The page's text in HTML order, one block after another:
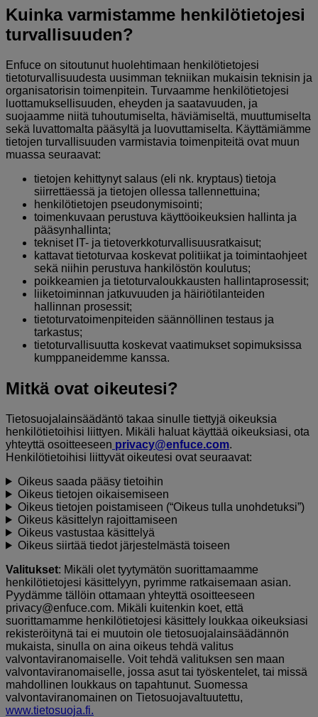
Kuinka varmistamme henkilötietojesi
turvallisuuden?
Enfuce on sitoutunut huolehtimaan henkilötietojesi
tietoturvallisuudesta uusimman tekniikan mukaisin teknisin ja
organisatorisin toimenpitein. Turvaamme henkilötietojesi
luottamuksellisuuden, eheyden ja saatavuuden, ja
suojaamme niitä tuhoutumiselta, häviämiseltä, muuttumiselta
sekä luvattomalta pääsyltä ja luovuttamiselta. Käyttämiämme
tietojen turvallisuuden varmistavia toimenpiteitä ovat muun
muassa seuraavat:
tietojen kehittynyt salaus (eli nk. kryptaus) tietoja
siirrettäessä ja tietojen ollessa tallennettuina;
henkilötietojen pseudonymisointi;
toimenkuvaan perustuva käyttöoikeuksien hallinta ja
pääsynhallinta;
tekniset IT- ja tietoverkkoturvallisuusratkaisut;
kattavat tietoturvaa koskevat politiikat ja toimintaohjeet
sekä niihin perustuva hankilöstön koulutus;
poikkeamien ja tietoturvaloukkausten hallintaprosessit;
liiketoiminnan jatkuvuuden ja häiriötilanteiden
hallinnan prosessit;
tietoturvatoimenpiteiden säännöllinen testaus ja
tarkastus;
tietoturvallisuutta koskevat vaatimukset sopimuksissa
kumppaneidemme kanssa.
Mitkä ovat oikeutesi?
Tietosuojalainsäädäntö takaa sinulle tiettyjä oikeuksia
henkilötietoihisi liittyen. Mikäli haluat käyttää oikeuksiasi, ota
yhteyttä osoitteeseen privacy@enfuce.com.
Henkilötietoihisi liittyvät oikeutesi ovat seuraavat:
Oikeus saada pääsy tietoihin
Oikeus tietojen oikaisemiseen
Oikeus tietojen poistamiseen (“Oikeus tulla unohdetuksi”)
Oikeus käsittelyn rajoittamiseen
Oikeus vastustaa käsittelyä
Oikeus siirtää tiedot järjestelmästä toiseen
Valitukset: Mikäli olet tyytymätön suorittamaamme
henkilötietojesi käsittelyyn, pyrimme ratkaisemaan asian.
Pyydämme tällöin ottamaan yhteyttä osoitteeseen
privacy@enfuce.com. Mikäli kuitenkin koet, että
suorittamamme henkilötietojesi käsittely loukkaa oikeuksiasi
rekisteröitynä tai ei muutoin ole tietosuojalainsäädännön
mukaista, sinulla on aina oikeus tehdä valitus
valvontaviranomaiselle. Voit tehdä valituksen sen maan
valvontaviranomaiselle, jossa asut tai työskentelet, tai missä
mahdollinen loukkaus on tapahtunut. Suomessa
valvontaviranomainen on Tietosuojavaltuutettu,
www.tietosuoja.fi.